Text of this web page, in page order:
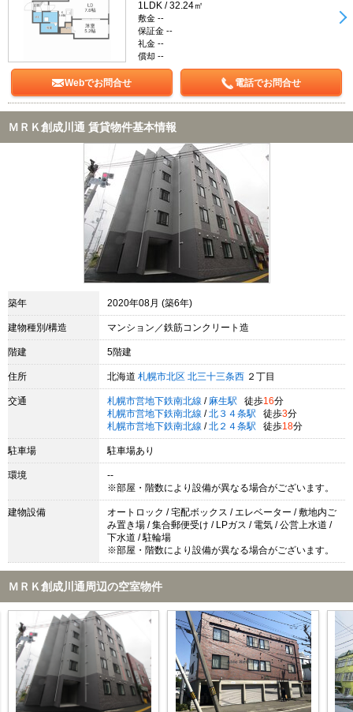
1LDK / 32.24㎡
敷金 --
保証金 --
礼金 --
償却 --
Webでお問合せ 電話でお問合せ
ＭＲＫ創成川通 賃貸物件基本情報
築年 2020年08月 (築6年)
建物種別/構造 マンション／鉄筋コンクリート造
階建 5階建
住所 北海道 札幌市北区 北三十三条西 ２丁目
交通 札幌市営地下鉄南北線 / 麻生駅 徒歩16分
札幌市営地下鉄南北線 / 北３４条駅 徒歩3分
札幌市営地下鉄南北線 / 北２４条駅 徒歩18分
駐車場 駐車場あり
環境
--
※部屋・階数により設備が異なる場合がございます。
建物設備
オートロック / 宅配ボックス / エレベーター / 敷地内ご
み置き場 / 集合郵便受け / LPガス / 電気 / 公営上水道 /
下水道 / 駐輪場
※部屋・階数により設備が異なる場合がございます。
ＭＲＫ創成川通周辺の空室物件